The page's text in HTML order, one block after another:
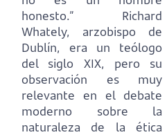
honesto.”
Richard
Whately, arzobispo de
Dublín, era un teólogo
del siglo XIX,
pero su
observación es muy
relevante en el debate
moderno sobre la
naturaleza de la ética